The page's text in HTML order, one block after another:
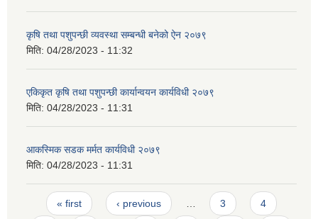
कृषि तथा पशुपन्छी व्यवस्था सम्बन्धी बनेको ऐन २०७९
मिति: 04/28/2023 - 11:32
एकिकृत कृषि तथा पशुपन्छी कार्यान्वयन कार्यविधी २०७९
मिति: 04/28/2023 - 11:31
आकस्मिक सडक मर्मत कार्यविधी २०७९
मिति: 04/28/2023 - 11:31
Pages
« first ‹ previous … 3 4